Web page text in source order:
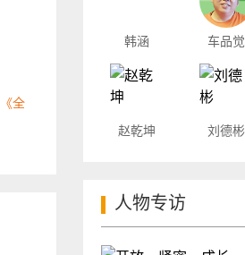
《全
韩涵 车品觉
赵乾坤 刘德彬
人物专访